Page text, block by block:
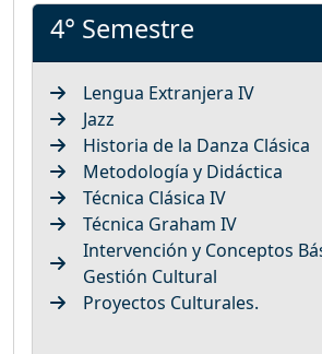
4° Semestre
Lengua Extranjera IV
Jazz
Historia de la Danza Clásica
Metodología y Didáctica
Técnica Clásica IV
Técnica Graham IV
Intervención y Conceptos
Gestión Cultural
Proyectos Culturales.